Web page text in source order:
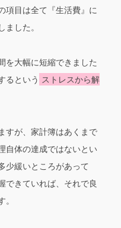
項目は全て『生活費』に
ました。
を大幅に短縮できました
るという ストレスから解
すが、家計簿はあくまで
自体の達成ではないとい
少緩いところがあって
できていれば、それで良